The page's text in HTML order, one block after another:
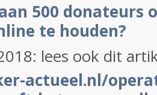
500 donateurs
te houden?
lees ook dit
actueel.nl/